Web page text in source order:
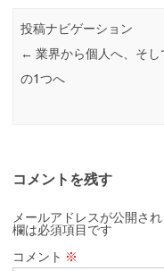
投稿ナビゲーション
← 業界から個人へ、そし
の1つへ
コメントを残す
メールアドレスが公開さ
欄は必須項目です
コメント ※